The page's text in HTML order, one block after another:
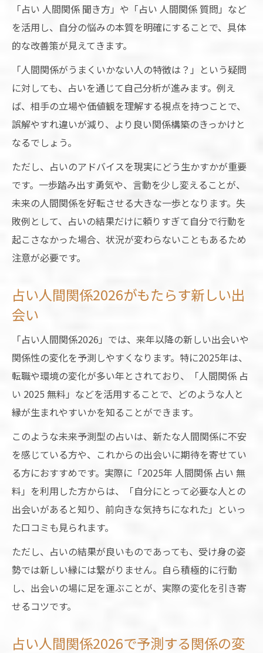
「占い 人間関係 聞き方」や「占い 人間関係 質問」など
を活用し、自分の悩みの本質を明確にすることで、具体
的な改善策が見えてきます。
「人間関係がうまくいかない人の特徴は？」という疑問
に対しても、占いを通じて自己分析が進みます。例え
ば、相手の立場や価値観を理解する視点を持つことで、
誤解やすれ違いが減り、より良い関係構築のきっかけと
なるでしょう。
ただし、占いのアドバイスを現実にどう生かすかが重要
です。一歩踏み出す勇気や、言動を少し変えることが、
未来の人間関係を好転させる大きな一歩となります。失
敗例として、占いの結果だけに頼りすぎて自分で行動を
起こさなかった場合、状況が変わらないこともあるため
注意が必要です。
占い人間関係2026がもたらす新しい出
会い
「占い人間関係2026」では、来年以降の新しい出会いや
関係性の変化を予測しやすくなります。特に2025年は、
転職や環境の変化が多い年とされており、「人間関係 占
い 2025 無料」などを活用することで、どのような人と
縁が生まれやすいかを知ることができます。
このような未来予測型の占いは、新たな人間関係に不安
を感じている方や、これからの出会いに期待を寄せてい
る方におすすめです。実際に「2025年 人間関係 占い 無
料」を利用した方からは、「自分にとって必要な人との
出会いがあると知り、前向きな気持ちになれた」といっ
た口コミも見られます。
ただし、占いの結果が良いものであっても、受け身の姿
勢では新しい縁には繋がりません。自ら積極的に行動
し、出会いの場に足を運ぶことが、実際の変化を引き寄
せるコツです。
占い人間関係2026で予測する関係の変